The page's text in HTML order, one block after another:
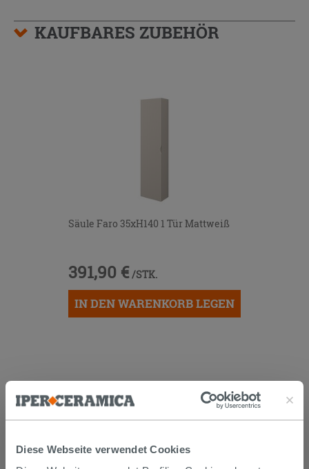
Diese Webseite verwendet Cookies
KAUFBARES ZUBEHÖR
Säule Faro 35xH140 1 Tür Mattweiß
391,90 € /STK.
IN DEN WARENKORB LEGEN
KUNDEN, DIE DIESEN ARTIKEL
GEKAUFT HABEN, KAUFTEN